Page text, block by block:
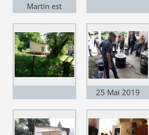
Martin est
stagiaires !
25 Mai 2019
atelier Raku -
Martin est très